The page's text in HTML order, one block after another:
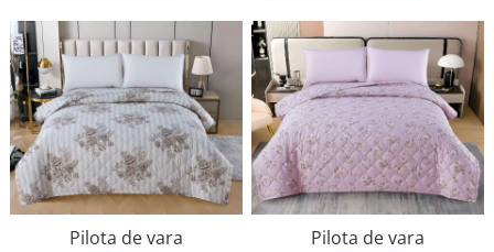
Pilota de vara Pilota de vara